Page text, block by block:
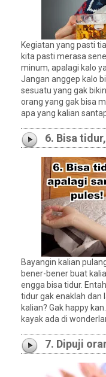
Kegiatan yang pasti
kita pasti merasa
minum, apalagi kalo
Jangan anggep kalo
sesuatu yang gak
orang yang gak bisa
apa yang kalian
6. Bisa
Bayangin kalian
bener-bener buat
engga bisa tidur.
tidur gak enaklah dan
kalian? Gak happy
kayak ada di
7. Dipuji